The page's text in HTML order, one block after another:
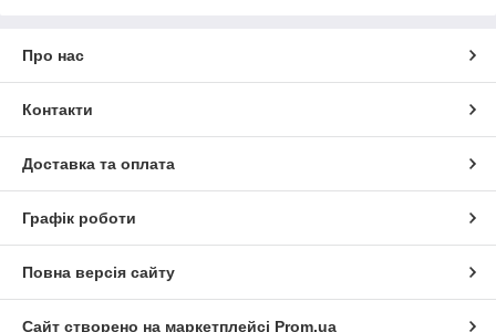
Про нас
Контакти
Доставка та оплата
Графік роботи
Повна версія сайту
Сайт створено на маркетплейсі Prom.ua